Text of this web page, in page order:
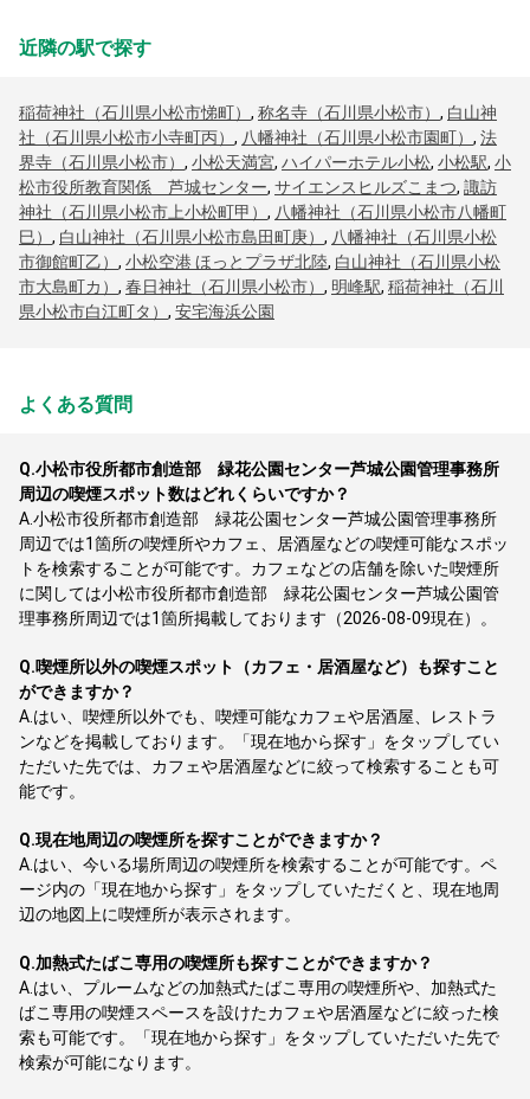
近隣の駅で探す
稲荷神社（石川県小松市悌町） , 称名寺（石川県小松市） , 白山神
社（石川県小松市小寺町丙） , 八幡神社（石川県小松市園町） , 法
界寺（石川県小松市） , 小松天満宮, ハイパーホテル小松, 小松駅, 小
松市役所教育関係 芦城センター, サイエンスヒルズこまつ, 諏訪
神社（石川県小松市上小松町甲） , 八幡神社（石川県小松市八幡町
巳） , 白山神社（石川県小松市島田町庚） , 八幡神社（石川県小松
市御館町乙） , 小松空港 ほっとプラザ北陸, 白山神社（石川県小松
市大島町カ） , 春日神社（石川県小松市） , 明峰駅, 稲荷神社（石川
県小松市白江町タ） , 安宅海浜公園
よくある質問
Q.小松市役所都市創造部 緑花公園センター芦城公園管理事務所
周辺の喫煙スポット数はどれくらいですか？
A.小松市役所都市創造部 緑花公園センター芦城公園管理事務所
周辺では1箇所の喫煙所やカフェ、居酒屋などの喫煙可能なスポッ
トを検索することが可能です。カフェなどの店舗を除いた喫煙所
に関しては小松市役所都市創造部 緑花公園センター芦城公園管
理事務所周辺では1箇所掲載しております（2026-08-09現在）。
Q.喫煙所以外の喫煙スポット（カフェ・居酒屋など）も探すこと
ができますか？
A. はい、喫煙所以外でも、喫煙可能なカフェや居酒屋、レストラ
ンなどを掲載しております。「現在地から探す」をタップしてい
ただいた先では、カフェや居酒屋などに絞って検索することも可
能です。
Q.現在地周辺の喫煙所を探すことができますか？
A. はい、今いる場所周辺の喫煙所を検索することが可能です。ペ
ージ内の「現在地から探す」をタップしていただくと、現在地周
辺の地図上に喫煙所が表示されます。
Q.加熱式たばこ専用の喫煙所も探すことができますか？
A. はい、プルームなどの加熱式たばこ専用の喫煙所や、加熱式た
ばこ専用の喫煙スペースを設けたカフェや居酒屋などに絞った検
索も可能です。「現在地から探す」をタップしていただいた先で
検索が可能になります。